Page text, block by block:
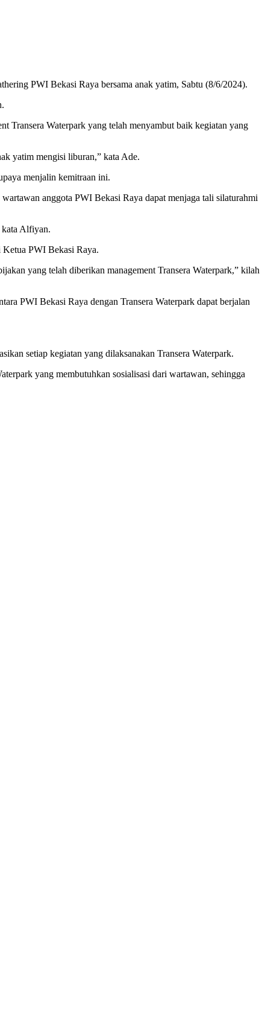
PWI Bekasi Raya bersama anak yatim, Sabtu (8/6/2024).
Transera Waterpark yang telah menyambut baik kegiatan yang
yatim mengisi liburan,” kata Ade.
menjalin kemitraan ini.
anggota PWI Bekasi Raya dapat menjaga tali silaturahmi
kata Alfiyan.
PWI Bekasi Raya.
yang telah diberikan management Transera Waterpark,” kilah
PWI Bekasi Raya dengan Transera Waterpark dapat berjalan
setiap kegiatan yang dilaksanakan Transera Waterpark.
yang membutuhkan sosialisasi dari wartawan, sehingga